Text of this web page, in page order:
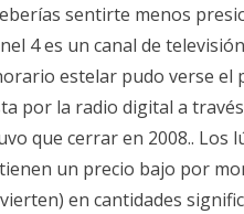
sentirte menos
4 es un canal de
estelar pudo verse el
por la radio digital a
que cerrar en 2008.​. Los
un precio bajo por
en cantidades